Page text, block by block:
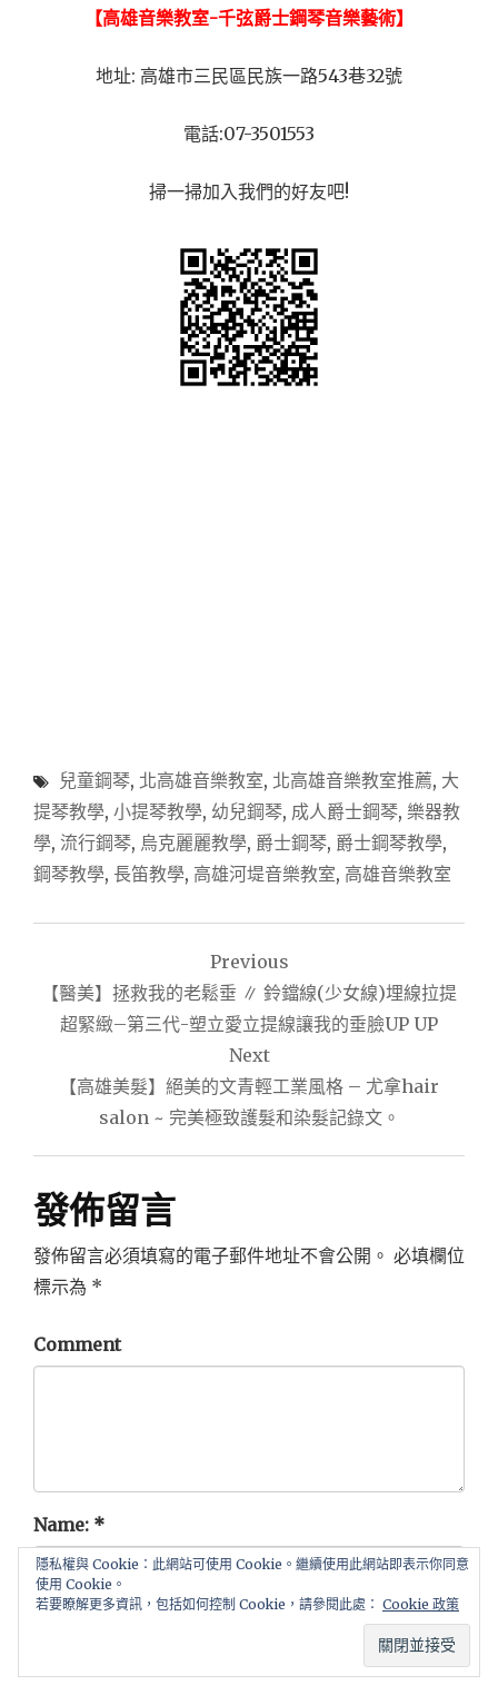
【高雄音樂教室-千弦爵士鋼琴音樂藝術】
地址: 高雄市三民區民族一路543巷32號
電話:07-3501553
掃一掃加入我們的好友吧!
兒童鋼琴, 北高雄音樂教室, 北高雄音樂教室推薦, 大
提琴教學, 小提琴教學, 幼兒鋼琴, 成人爵士鋼琴, 樂器教
學, 流行鋼琴, 烏克麗麗教學, 爵士鋼琴, 爵士鋼琴教學,
鋼琴教學, 長笛教學, 高雄河堤音樂教室, 高雄音樂教室
章
導
覽
Previous
【醫美】拯救我的老鬆垂 ∥ 鈴鐺線(少女線)埋線拉提
超緊緻–第三代-塑立愛立提線讓我的垂臉UP UP
Next
【高雄美髮】絕美的文青輕工業風格 – 尤拿hair
salon ~ 完美極致護髮和染髮記錄文。
發佈留言
發佈留言必須填寫的電子郵件地址不會公開。 必填欄位
標示為 *
Comment
Name: *
Email*
隱私權與 Cookie：此網站可使用 Cookie。繼續使用此網站即表示你同意
使用 Cookie。
若要瞭解更多資訊，包括如何控制 Cookie，請參閱此處： Cookie 政策